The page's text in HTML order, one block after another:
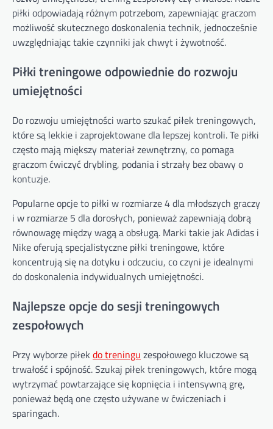
piłki odpowiadają różnym potrzebom, zapewniając graczom
możliwość skutecznego doskonalenia technik, jednocześnie
uwzględniając takie czynniki jak chwyt i żywotność.
Piłki treningowe odpowiednie do rozwoju
umiejętności
Do rozwoju umiejętności warto szukać piłek treningowych,
które są lekkie i zaprojektowane dla lepszej kontroli. Te piłki
często mają miększy materiał zewnętrzny, co pomaga
graczom ćwiczyć drybling, podania i strzały bez obawy o
kontuzje.
Popularne opcje to piłki w rozmiarze 4 dla młodszych graczy
i w rozmiarze 5 dla dorosłych, ponieważ zapewniają dobrą
równowagę między wagą a obsługą. Marki takie jak Adidas i
Nike oferują specjalistyczne piłki treningowe, które
koncentrują się na dotyku i odczuciu, co czyni je idealnymi
do doskonalenia indywidualnych umiejętności.
Najlepsze opcje do sesji treningowych
zespołowych
Przy wyborze piłek do treningu zespołowego kluczowe są
trwałość i spójność. Szukaj piłek treningowych, które mogą
wytrzymać powtarzające się kopnięcia i intensywną grę,
ponieważ będą one często używane w ćwiczeniach i
sparingach.